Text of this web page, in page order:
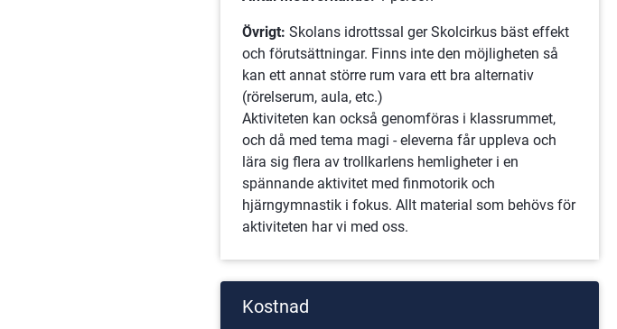
Övrigt: Skolans idrottssal ger Skolcirkus bäst effekt
och förutsättningar. Finns inte den möjligheten så
kan ett annat större rum vara ett bra alternativ
(rörelserum, aula, etc.)
Aktiviteten kan också genomföras i klassrummet,
och då med tema magi - eleverna får uppleva och
lära sig flera av trollkarlens hemligheter i en
spännande aktivitet med finmotorik och
hjärngymnastik i fokus. Allt material som behövs för
aktiviteten har vi med oss.
Kostnad